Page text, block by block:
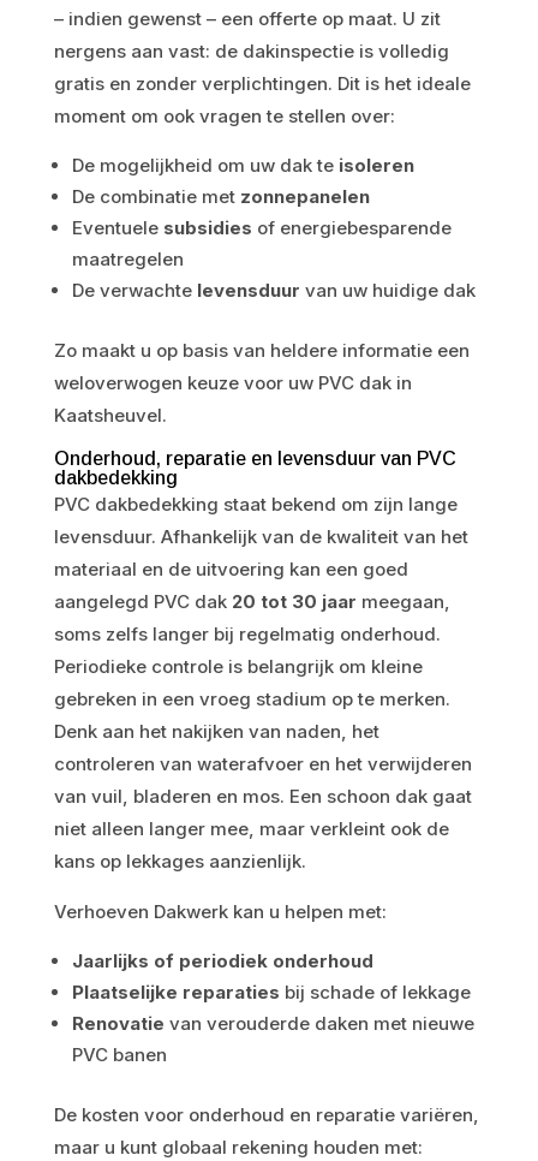
– indien gewenst – een offerte op maat. U zit
nergens aan vast: de dakinspectie is volledig
gratis en zonder verplichtingen. Dit is het ideale
moment om ook vragen te stellen over:
De mogelijkheid om uw dak te isoleren
De combinatie met zonnepanelen
Eventuele subsidies of energiebesparende
maatregelen
De verwachte levensduur van uw huidige dak
Zo maakt u op basis van heldere informatie een
weloverwogen keuze voor uw PVC dak in
Kaatsheuvel.
Onderhoud, reparatie en levensduur van PVC
dakbedekking
PVC dakbedekking staat bekend om zijn lange
levensduur. Afhankelijk van de kwaliteit van het
materiaal en de uitvoering kan een goed
aangelegd PVC dak 20 tot 30 jaar meegaan,
soms zelfs langer bij regelmatig onderhoud.
Periodieke controle is belangrijk om kleine
gebreken in een vroeg stadium op te merken.
Denk aan het nakijken van naden, het
controleren van waterafvoer en het verwijderen
van vuil, bladeren en mos. Een schoon dak gaat
niet alleen langer mee, maar verkleint ook de
kans op lekkages aanzienlijk.
Verhoeven Dakwerk kan u helpen met:
Jaarlijks of periodiek onderhoud
Plaatselijke reparaties bij schade of lekkage
Renovatie van verouderde daken met nieuwe
PVC banen
De kosten voor onderhoud en reparatie variëren,
maar u kunt globaal rekening houden met: